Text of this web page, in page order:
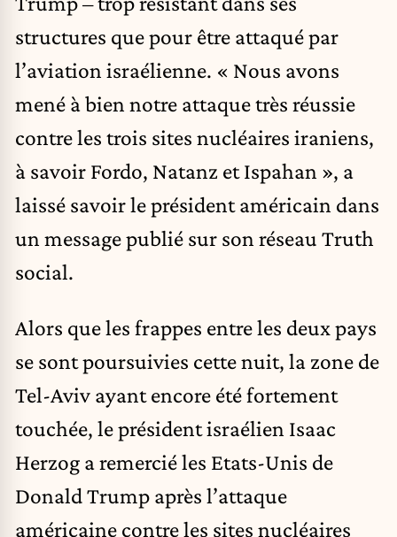
structures que pour être attaqué par
l’aviation israélienne. « Nous avons
mené à bien notre attaque très réussie
contre les trois sites nucléaires iraniens,
à savoir Fordo, Natanz et Ispahan », a
laissé savoir le président américain dans
un message publié sur son réseau Truth
social.
Alors que les frappes entre les deux pays
se sont poursuivies cette nuit, la zone de
Tel-Aviv ayant encore été fortement
touchée, le président israélien Isaac
Herzog a remercié les Etats-Unis de
Donald Trump après l’attaque
américaine contre les sites nucléaires